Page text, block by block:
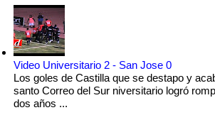
Video Universitario 2 - San Jose 0
Los goles de Castilla que se destapo y
santo Correo del Sur niversitario logró
dos años ...